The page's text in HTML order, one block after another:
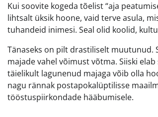
Kui soovite kogeda tõelist “aja
lihtsalt üksik hoone, vaid terve asula,
tuhandeid inimesi. Seal olid koolid,
Tänaseks on pilt drastiliselt muutunud.
majade vahel võimust võtma. Siiski
täielikult lagunenud majaga võib olla
nagu rännak postapokalüptilisse
tööstuspiirkondade hääbumisele.